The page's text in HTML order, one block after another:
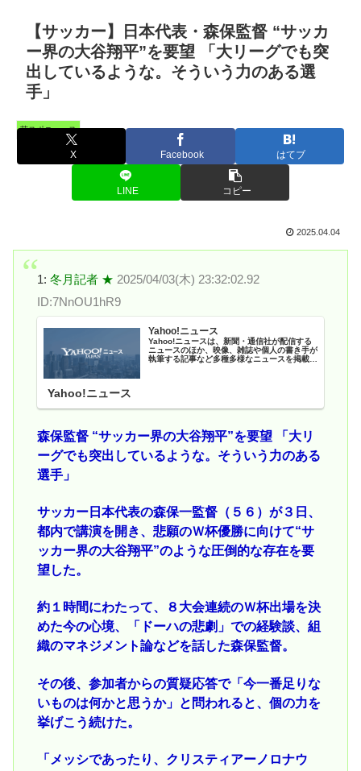
【サッカー】日本代表・森保監督 “サッカ
ー界の大谷翔平”を要望 「大リーグでも突
出しているような。そういう力のある選
手」
芸スポニュース
X Facebook はてブ
LINE コピー
2025.04.04
1: 冬月記者 ★ 2025/04/03(木) 23:32:02.92
ID:7NnOU1hR9
Yahoo!ニュース
Yahoo!ニュースは、新聞・通信社が配信する
ニュースのほか、映像、雑誌や個人の書き手が
執筆する記事など多種多様なニュースを掲載し
Yahoo!ニュース
森保監督 “サッカー界の大谷翔平”を要望 「大リ
ーグでも突出しているような。そういう力のある
選手」
サッカー日本代表の森保一監督（５６）が３日、
都内で講演を開き、悲願のＷ杯優勝に向けて“サ
ッカー界の大谷翔平”のような圧倒的な存在を要
望した。
約１時間にわたって、８大会連続のＷ杯出場を決
めた今の心境、「ドーハの悲劇」での経験談、組
織のマネジメント論などを話した森保監督。
その後、参加者からの質疑応答で「今一番足りな
いものは何かと思うか」と問われると、個の力を
挙げこう続けた。
「メッシであったり、クリスティアーノロナウ